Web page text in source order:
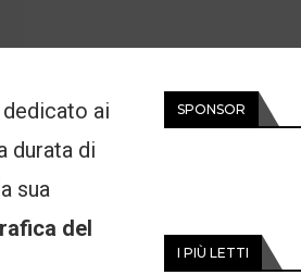
ai
durata di
sua
del
SPONSOR
I PIÙ LETTI